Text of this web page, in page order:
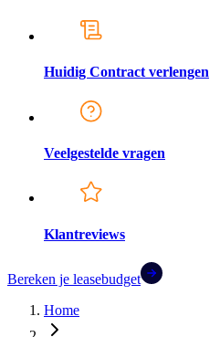
Huidig Contract verlengen
Veelgestelde vragen
Klantreviews
Bereken je leasebudget
Home